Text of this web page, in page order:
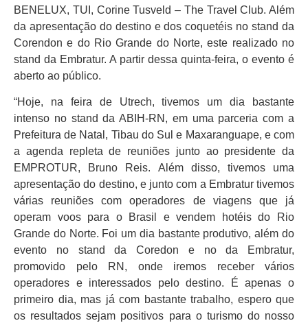
BENELUX, TUI, Corine Tusveld – The Travel Club. Além
da apresentação do destino e dos coquetéis no stand da
Corendon e do Rio Grande do Norte, este realizado no
stand da Embratur. A partir dessa quinta-feira, o evento é
aberto ao público.
“Hoje, na feira de Utrech, tivemos um dia bastante
intenso no stand da ABIH-RN, em uma parceria com a
Prefeitura de Natal, Tibau do Sul e Maxaranguape, e com
a agenda repleta de reuniões junto ao presidente da
EMPROTUR, Bruno Reis. Além disso, tivemos uma
apresentação do destino, e junto com a Embratur tivemos
várias reuniões com operadores de viagens que já
operam voos para o Brasil e vendem hotéis do Rio
Grande do Norte. Foi um dia bastante produtivo, além do
evento no stand da Coredon e no da Embratur,
promovido pelo RN, onde iremos receber vários
operadores e interessados pelo destino. É apenas o
primeiro dia, mas já com bastante trabalho, espero que
os resultados sejam positivos para o turismo do nosso